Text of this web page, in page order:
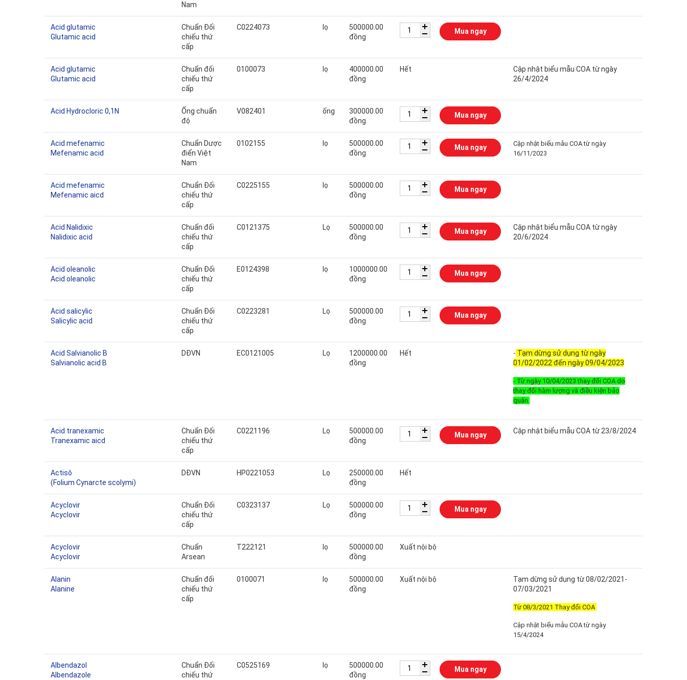
Nam
Acid glutamic
Glutamic acid
Chuẩn Đối
chiếu thứ
cấp
C0224073 lọ
500000.00
đồng
Mua ngay
Acid glutamic
Glutamic acid
Chuẩn đối
chiếu thứ
cấp
0100073 lọ
400000.00
đồng
Hết
Cập nhật biểu mẫu COA từ ngày
26/4/2024
Acid Hydrocloric 0,1N
Ống chuẩn
độ
V082401 ống
300000.00
đồng
Mua ngay
Acid mefenamic
Mefenamic acid
Chuẩn Dược
điển Việt
Nam
0102155 lọ
500000.00
đồng
Mua ngay
Cập nhật biểu mẫu COA từ ngày
16/11/2023
Acid mefenamic
Mefenamic aicd
Chuẩn Đối
chiếu thứ
cấp
C0225155 lọ
500000.00
đồng
Mua ngay
Acid Nalidixic
Nalidixic acid
Chuẩn đối
chiếu thứ
cấp
C0121375 Lọ
500000.00
đồng
Mua ngay
Cập nhật biểu mẫu COA từ ngày
20/6/2024
Acid oleanolic
Acid oleanolic
Chuẩn Đối
chiếu thứ
cấp
E0124398 lọ
1000000.00
đồng
Mua ngay
Acid salicylic
Salicylic acid
Chuẩn Đối
chiếu thứ
cấp
C0223281 Lọ
500000.00
đồng
Mua ngay
Acid Salvianolic B
Salvianolic acid B
DĐVN EC0121005 Lọ
1200000.00
đồng
Hết - Tạm dừng sử dụng từ ngày
01/02/2022 đến ngày 09/04/2023
- Từ ngày 10/04/2023 thay đổi COA do
thay đổi hàm lượng và điều kiện bảo
quản.
Acid tranexamic
Tranexamic aicd
Chuẩn Đối
chiếu thứ
cấp
C0221196 Lọ
500000.00
đồng
Mua ngay Cập nhật biểu mẫu COA từ 23/8/2024
Actisô
(Folium Cynarcte scolymi)
DĐVN HP0221053 Lọ
250000.00
đồng
Hết
Acyclovir
Acyclovir
Chuẩn Đối
chiếu thứ
cấp
C0323137 Lọ
500000.00
đồng
Mua ngay
Acyclovir
Acyclovir
Chuẩn
Arsean
T222121 lọ
500000.00
đồng
Xuất nội bộ
Alanin
Alanine
Chuẩn đối
chiếu thứ
cấp
0100071 lọ
500000.00
đồng
Xuất nội bộ
Tạm dừng sử dụng từ 08/02/2021-
07/03/2021
Từ 08/3/2021 Thay đổi COA
Cập nhật biểu mẫu COA từ ngày
15/4/2024
Albendazol
Albendazole
Chuẩn Đối
chiếu thứ
C0525169 lọ
500000.00
đồng
Mua ngay